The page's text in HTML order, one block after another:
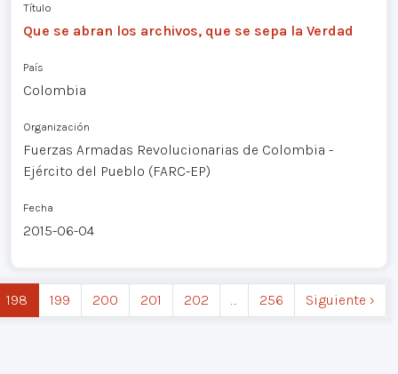
Título
Que se abran los archivos, que se sepa la Verdad
País
Colombia
Organización
Fuerzas Armadas Revolucionarias de Colombia -
Ejército del Pueblo (FARC-EP)
Fecha
2015-06-04
198 199 200 201 202 … 256 Siguiente ›